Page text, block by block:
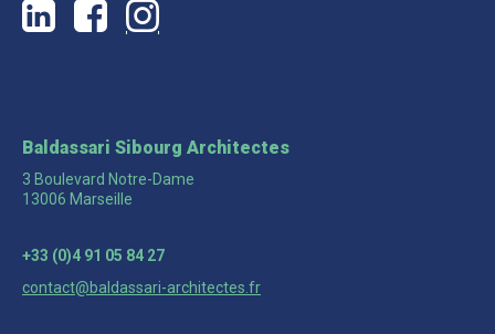
a b c
Baldassari Sibourg Architectes
3 Boulevard Notre-Dame
13006 Marseille
+33 (0)4 91 05 84 27
contact@baldassari-architectes.fr